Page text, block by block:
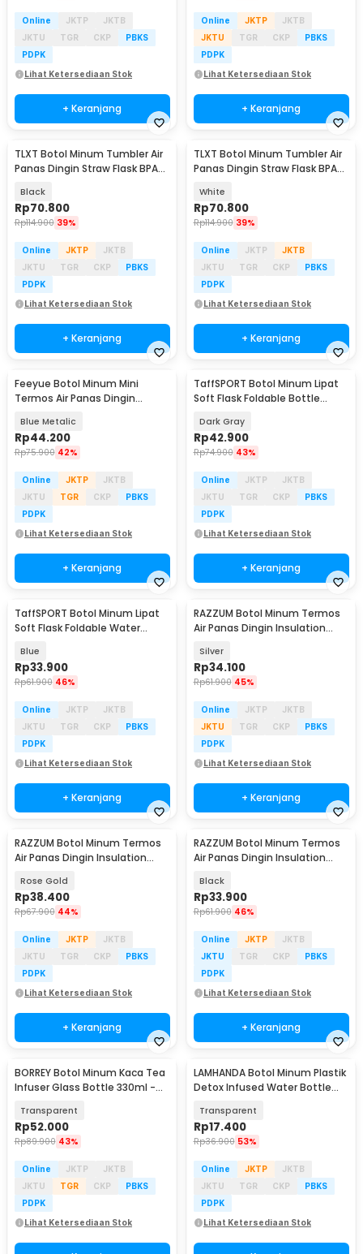
Online JKTP
JKTB
JKTU
TGR CKP
PBKS
PDPK
Lihat Ketersediaan Stok
+ Keranjang
Online JKTP
JKTB
JKTU
TGR CKP
PBKS
PDPK
Lihat Ketersediaan Stok
+ Keranjang
TLXT Botol Minum Tumbler Air
Panas Dingin Straw Flask BPA
Black
Rp70.800
Rp114.900 39%
Online JKTP
JKTB
JKTU
TGR CKP
PBKS
PDPK
Lihat Ketersediaan Stok
+ Keranjang
TLXT Botol Minum Tumbler Air
Panas Dingin Straw Flask BPA
White
Rp70.800
Rp114.900 39%
Online JKTP
JKTB
JKTU
TGR CKP
PBKS
PDPK
Lihat Ketersediaan Stok
+ Keranjang
Feeyue Botol Minum Mini
Termos Air Panas Dingin
Blue Metalic
Rp44.200
Rp75.900 42%
Online JKTP
JKTB
JKTU
TGR CKP
PBKS
PDPK
Lihat Ketersediaan Stok
+ Keranjang
TaffSPORT Botol Minum Lipat
Soft Flask Foldable Bottle
Dark Gray
Rp42.900
Rp74.900 43%
Online JKTP
JKTB
JKTU
TGR CKP
PBKS
PDPK
Lihat Ketersediaan Stok
+ Keranjang
TaffSPORT Botol Minum Lipat
Soft Flask Foldable Water
Blue
Rp33.900
Rp61.900 46%
Online JKTP
JKTB
JKTU
TGR CKP
PBKS
PDPK
Lihat Ketersediaan Stok
+ Keranjang
RAZZUM Botol Minum Termos
Air Panas Dingin Insulation
Silver
Rp34.100
Rp61.900 45%
Online JKTP
JKTB
JKTU
TGR CKP
PBKS
PDPK
Lihat Ketersediaan Stok
+ Keranjang
RAZZUM Botol Minum Termos
Air Panas Dingin Insulation
Rose Gold
Rp38.400
Rp67.900 44%
Online JKTP
JKTB
JKTU
TGR CKP
PBKS
PDPK
Lihat Ketersediaan Stok
+ Keranjang
RAZZUM Botol Minum Termos
Air Panas Dingin Insulation
Black
Rp33.900
Rp61.900 46%
Online JKTP
JKTB
JKTU
TGR CKP
PBKS
PDPK
Lihat Ketersediaan Stok
+ Keranjang
BORREY Botol Minum Kaca Tea
Infuser Glass Bottle 330ml -
Transparent
Rp52.000
Rp89.900 43%
Online JKTP
JKTB
JKTU
TGR CKP
PBKS
PDPK
Lihat Ketersediaan Stok
LAMHANDA Botol Minum Plastik
Detox Infused Water Bottle
Transparent
Rp17.400
Rp36.900 53%
Online JKTP
JKTB
JKTU
TGR CKP
PBKS
PDPK
Lihat Ketersediaan Stok